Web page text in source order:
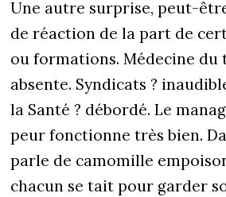
Une autre surprise, peut-être,
de réaction de la part de
ou formations. Médecine du
absente. Syndicats ?
la Santé ? débordé. Le
peur fonctionne très bien.
parle de camomille
chacun se tait pour garder